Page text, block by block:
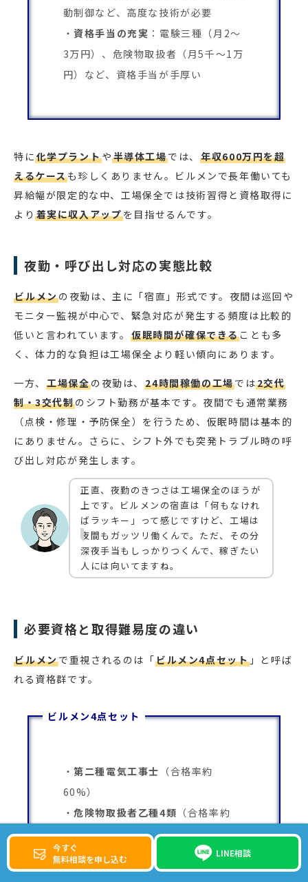
動制御など、高度な技術が必要
資格手当の充実 ：電験三種（月2〜
3万円）、危険物取扱者（月5千〜1万
円）など、資格手当が手厚い
特に化学プラントや半導体工場では、 年収600万円を超
えるケースも珍しくありません。ビルメンで長年働いても
昇給幅が限定的な中、工場保全では技術習得と資格取得に
より着実に収入アップを目指せるんです。
夜勤・呼び出し対応の実態比較
ビルメンの夜勤は、主に「宿直」形式です。夜間は巡回や
モニター監視が中心で、緊急対応が発生する頻度は比較的
低いと言われています。 仮眠時間が確保できることも多
く、体力的な負担は工場保全より軽い傾向にあります。
一方、 工場保全の夜勤は、 24時間稼働の工場では2交代
制・3交代制のシフト勤務が基本です。夜間でも通常業務
（点検・修理・予防保全）を行うため、仮眠時間は基本的
にありません。さらに、シフト外でも突発トラブル時の呼
び出し対応が発生します。
正直、夜勤のきつさは工場保全のほうが
上です。ビルメンの宿直は「何もなけれ
ばラッキー」って感じですけど、工場は
夜間もガッツリ働くんで。ただ、その分
深夜手当もしっかりつくんで、稼ぎたい
人には向いてますね。
必要資格と取得難易度の違い
ビルメンで重視されるのは「ビルメン4点セット」と呼ば
れる資格群です。
ビルメン4点セット
第二種電気工事士 （合格率約
60%）
危険物取扱者乙種4類 （合格率約
35%）
2級ボイラー技士
（合格率約50%）
第三種冷凍機械責任者（合格率約
今すぐ
無料相談を申し込む
LINE相談